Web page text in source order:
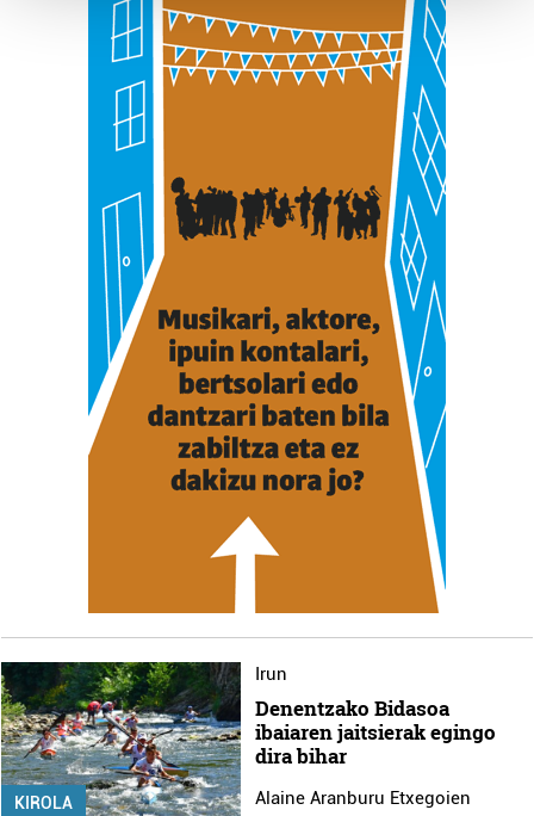
Guk eta gure bazkideek zure datu pertsonalak
prozesatzen ditugu, zure IP zenbakia, besteak beste,
teknologia erabiliz, cookieak adibidez, iragarki eta eduki
pertsonalizatuak eskaintzeko, iragarkiak eta edukia
neurtzeko, jendeari buruzko informazioa biltzeko eta
produktuak garatzeko. Zure datuak nork eta zertarako
erabiltzen dituen hauta dezakezu.
Bazkide batzuek ez dizute baimenik eskatzen, eta beren
interes komertzial legitimoetan babesten dira. Ikusi gure
bazkideen zerrenda, beren ustez zein helburutarako
duten interes legitimoa eta horren aurka nola egin
dezakezun ikusteko.
Lortu zure datu pertsonalak prozesatzeko moduari
buruzko informazio gehiago eta ezarri zure lehentasunak
datuen atalean. Edozein unetan alda edo ken dezakezu
zure baimena Cookieen adierazpenean.
Webgune honek cookie propioak eta hirugarrenen cookie-
fitxategiak erabiltzen ditu. Zure esperientzia eta
zerbitzuak hobetzeko asmoz, cookie teknologiaz
baliatzen gara. Ohar hau onartuz gero, teknologia hori
erabiltzeko baimen esplizitua ematen diguzu.
irakurri
KIROLA
Irun
Denentzako Bidasoa
ibaiaren jaitsierak egingo
dira bihar
Alaine Aranburu Etxegoien